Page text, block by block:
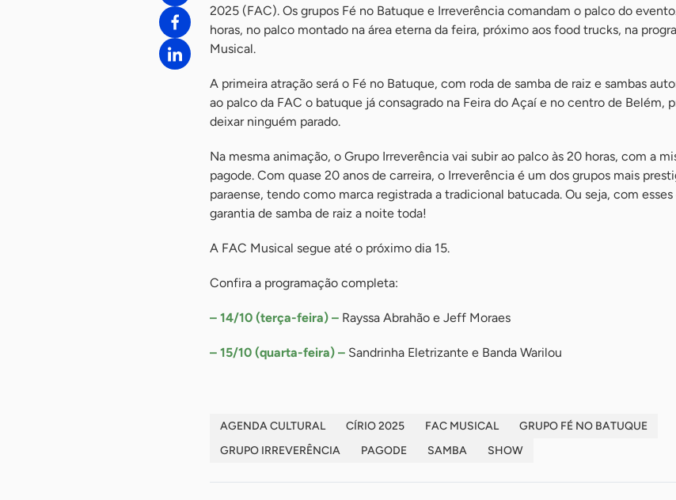
2025 (FAC). Os grupos Fé no Batuque e Irreverência comandam o palco do
horas, no palco montado na área eterna da feira, próximo aos food trucks, na
Musical.
A primeira atração será o Fé no Batuque, com roda de samba de raiz e sambas
ao palco da FAC o batuque já consagrado na Feira do Açaí e no centro de Belém,
deixar ninguém parado.
Na mesma animação, o Grupo Irreverência vai subir ao palco às 20 horas, com a
pagode. Com quase 20 anos de carreira, o Irreverência é um dos grupos mais
paraense, tendo como marca registrada a tradicional batucada. Ou seja, com esses
garantia de samba de raiz a noite toda!
A FAC Musical segue até o próximo dia 15.
Confira a programação completa:
– 14/10 (terça-feira) – Rayssa Abrahão e Jeff Moraes
– 15/10 (quarta-feira) – Sandrinha Eletrizante e Banda Warilou
AGENDA CULTURAL CÍRIO 2025 FAC MUSICAL
GRUPO FÉ NO BATUQUE
GRUPO IRREVERÊNCIA
PAGODE SAMBA SHOW